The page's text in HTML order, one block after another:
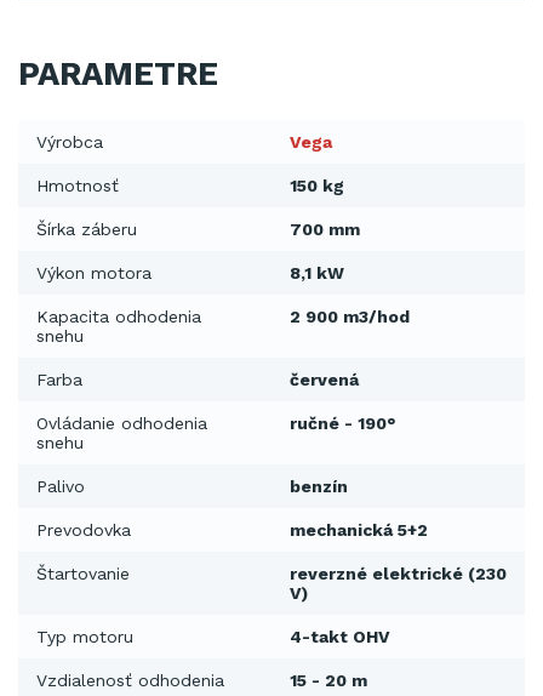
PARAMETRE
Výrobca Vega
Hmotnosť 150 kg
Šírka záberu 700 mm
Výkon motora 8,1 kW
Kapacita odhodenia
snehu
2 900 m3/hod
Farba červená
Ovládanie odhodenia
snehu
ručné - 190°
Palivo benzín
Prevodovka mechanická 5+2
Štartovanie
reverzné elektrické (230
V)
Typ motoru 4-takt OHV
Vzdialenosť odhodenia 15 - 20 m